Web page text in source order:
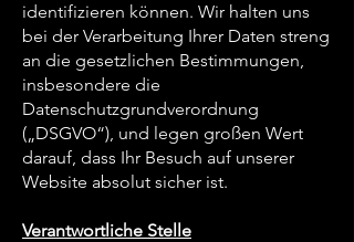
identifizieren können. Wir halten uns
bei der Verarbeitung Ihrer Daten streng
an die gesetzlichen Bestimmungen,
insbesondere die
Datenschutzgrundverordnung
(„DSGVO“), und legen großen Wert
darauf, dass Ihr Besuch auf unserer
Website absolut sicher ist.
Verantwortliche Stelle